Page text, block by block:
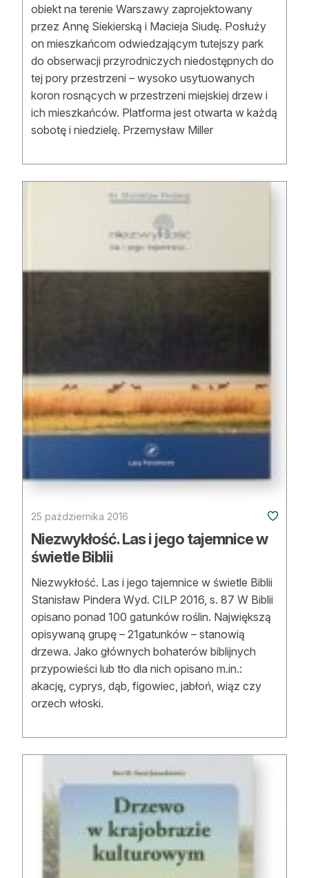
obiekt na terenie Warszawy zaprojektowany
przez Annę Siekierską i Macieja Siudę. Posłuży
on mieszkańcom odwiedzającym tutejszy park
do obserwacji przyrodniczych niedostępnych do
tej pory przestrzeni – wysoko usytuowanych
koron rosnących w przestrzeni miejskiej drzew i
ich mieszkańców. Platforma jest otwarta w każdą
sobotę i niedzielę. Przemysław Miller
25 października 2016
Niezwykłość. Las i jego tajemnice w
świetle Biblii
Niezwykłość. Las i jego tajemnice w świetle Biblii
Stanisław Pindera Wyd. CILP 2016, s. 87 W Biblii
opisano ponad 100 gatunków roślin. Największą
opisywaną grupę – 21gatunków – stanowią
drzewa. Jako głównych bohaterów biblijnych
przypowieści lub tło dla nich opisano m.in.:
akację, cyprys, dąb, figowiec, jabłoń, wiąz czy
orzech włoski.